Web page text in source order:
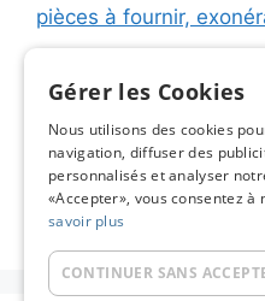
pièces à fournir,
immatriculation, fiche
Changement de
détaillées, coûts réels
pièges
Gérer les Cookies
Nous utilisons des cookies
navigation, diffuser des
personnalisés et analyser
«Accepter», vous consentez
savoir plus
CONTINUER SANS